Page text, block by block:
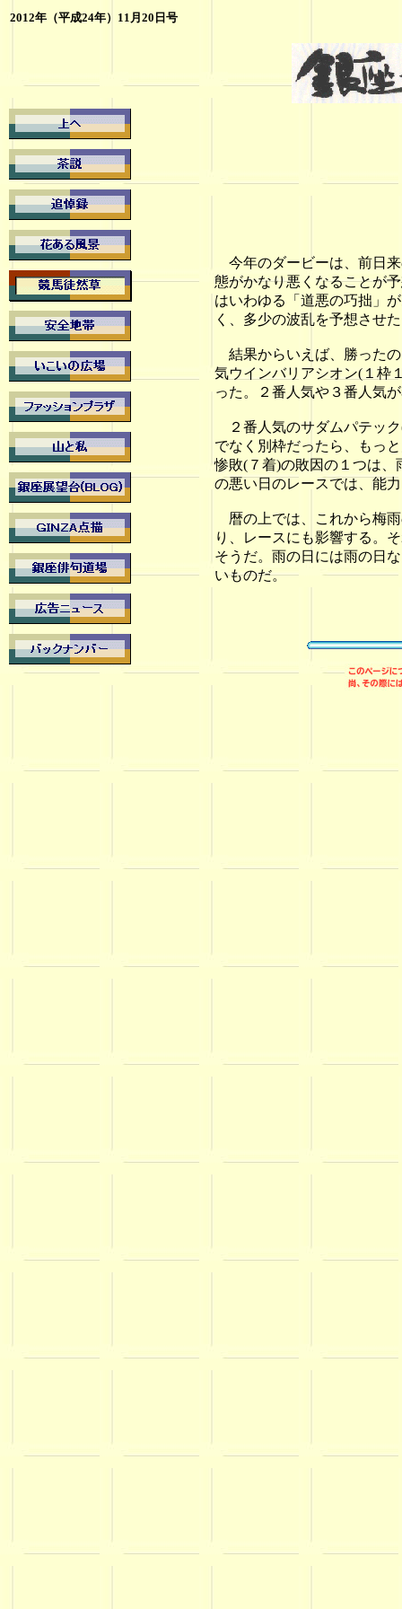
2012年（平成24年）11月20日号
今年のダービーは、前日
態がかなり悪くなることが
はいわゆる「道悪の巧拙」
く、多少の波乱を予想させ
結果からいえば、勝った
気ウインバリアシオン(１枠
った。２番人気や３番人気
２番人気のサダムパテッ
でなく別枠だったら、もっ
惨敗(７着)の敗因の１つは
の悪い日のレースでは、能
暦の上では、これから梅
り、レースにも影響する。
そうだ。雨の日には雨の日
いものだ。